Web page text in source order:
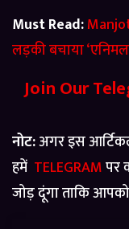
Must Read:
लड़की बचाया
Join Our
नोट:अगर इस
हमें TELEGRAMपर
जोड़ दूंगा ताकि